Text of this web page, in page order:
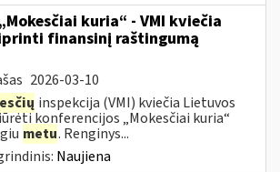
kuria“ - VMI kviečia
finansinį raštingumą
2026-03-10
inspekcija (VMI) kviečia Lietuvos
konferencijos „Mokesčiai kuria“
metu. Renginys...
Naujiena